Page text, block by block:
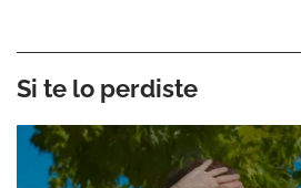
Si te lo perdiste